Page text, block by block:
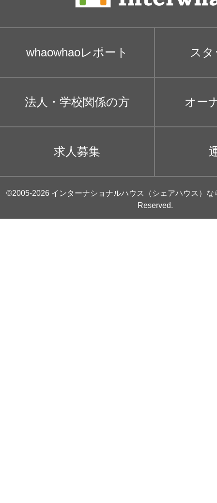
whaowhaoレポート ス
法人・学校関係の方 オー
求人募集
©2005-2026 インターナショナルハウス（シェアハウス）な
Reserved.